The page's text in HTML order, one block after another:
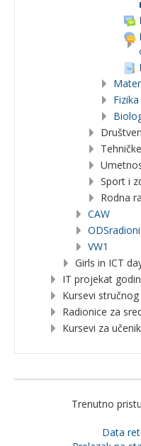
Fizika
Sport i
Rodna
CAW
VW1
Girls in ICT
IT projekat
Kursevi
Radionice za
Kursevi za
Trenutno
Data